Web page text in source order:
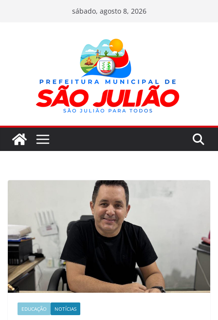
sábado, agosto 8, 2026
EDUCAÇÃO NOTÍCIAS